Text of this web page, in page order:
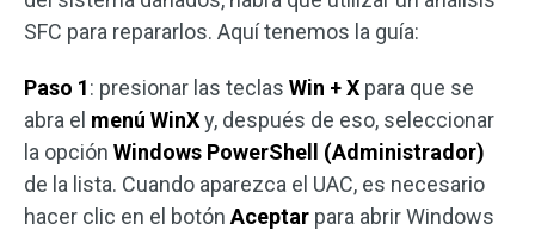
SFC para repararlos. Aquí tenemos la guía:
Paso 1: presionar las teclas Win + X para que se
abra el menú WinXy, después de eso, seleccionar
la opción Windows PowerShell (Administrador)
de la lista. Cuando aparezca el UAC, es necesario
hacer clic en el botón Aceptar para abrir Windows